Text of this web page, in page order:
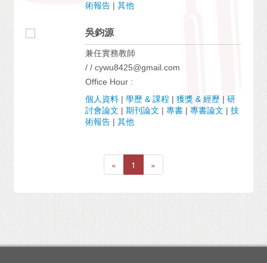
術報告 |其他
吳鈞源
兼任實務教師
/ / cywu8425@gmail.com
Office Hour :
個人資料 |學歷 & 課程 |獲獎 & 經歷 |研
討會論文 |期刊論文 |專書 |專書論文 |技
術報告 |其他
« 1 »